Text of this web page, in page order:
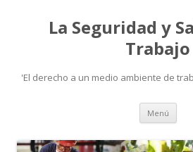
La Seguridad y
Trabajo
'El derecho a un medio ambiente de
Menú Ir